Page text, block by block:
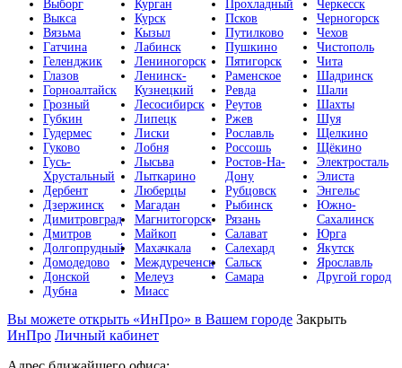
Выборг
Выкса
Вязьма
Гатчина
Геленджик
Глазов
Горноалтайск
Грозный
Губкин
Гудермес
Гуково
Гусь-
Хрустальный
Дербент
Дзержинск
Димитровград
Дмитров
Долгопрудный
Домодедово
Донской
Дубна
Курган
Курск
Кызыл
Лабинск
Лениногорск
Ленинск-
Кузнецкий
Лесосибирск
Липецк
Лиски
Лобня
Лысьва
Лыткарино
Люберцы
Магадан
Магнитогорск
Майкоп
Махачкала
Междуреченск
Мелеуз
Миасс
Прохладный
Псков
Путилково
Пушкино
Пятигорск
Раменское
Ревда
Реутов
Ржев
Рославль
Россошь
Ростов-На-
Дону
Рубцовск
Рыбинск
Рязань
Салават
Салехард
Сальск
Самара
Черкесск
Черногорск
Чехов
Чистополь
Чита
Шадринск
Шали
Шахты
Шуя
Щелкино
Щёкино
Электросталь
Элиста
Энгельс
Южно-
Сахалинск
Юрга
Якутск
Ярославль
Другой город
Вы можете открыть «ИнПро» в Вашем городе Закрыть
ИнПро Личный кабинет